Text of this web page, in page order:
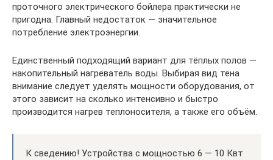
проточного электрического бойлера практически не
пригодна. Главный недостаток — значительное
потребление электроэнергии.
Единственный подходящий вариант для тёплых полов —
накопительный нагреватель воды. Выбирая вид тена
внимание следует уделять мощности оборудования, от
этого зависит на сколько интенсивно и быстро
производится нагрев теплоносителя, а также его объём.
К сведению! Устройства с мощностью 6 — 10 Квт